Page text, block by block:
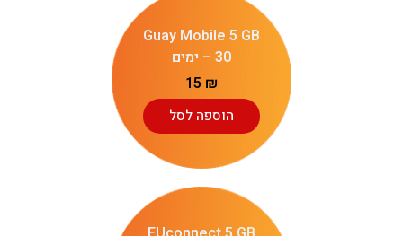
Guay Mobile 5 GB
– 30 ימים
15 ₪
הוספה לסל